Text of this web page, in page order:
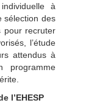
à
sélection des
pour recruter
l’étude
attendus à
programme
l’EHESP